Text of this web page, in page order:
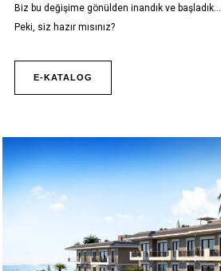
Biz bu değişime gönülden inandık ve başladık…
Peki, siz hazır mısınız?
E-KATALOG